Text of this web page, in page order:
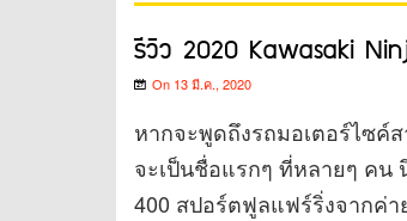
รีวิว 2020 Kawasaki
On 13 มี.ค., 2020
หากจะพูดถึงรถมอเตอร์ไซค์
จะเป็นชื่อแรกๆ ที่หลายๆ คน
400 สปอร์ตฟูลแฟร์ริ่งจากค่า